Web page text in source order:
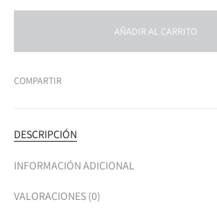
AÑADIR AL CARRITO
COMPARTIR
DESCRIPCIÓN
INFORMACIÓN ADICIONAL
VALORACIONES (0)